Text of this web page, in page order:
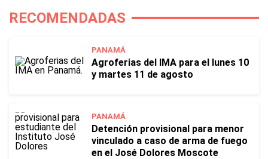
RECOMENDADAS
PANAMÁ
Agroferias del IMA para el lunes 10
y martes 11 de agosto
PANAMÁ
Detención provisional para menor
vinculado a caso de arma de fuego
en el José Dolores Moscote